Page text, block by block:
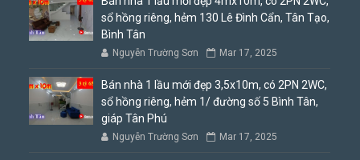
sổ hồng riêng, hẻm 130 Lê Đình Cẩn, Tân Tạo,
Bình Tân
Nguyễn Trường Sơn Mar 17, 2025
Bán nhà 1 lầu mới đẹp 3,5x10m, có 2PN 2WC,
sổ hồng riêng, hẻm 1/ đường số 5 Bình Tân,
giáp Tân Phú
Nguyễn Trường Sơn Mar 17, 2025